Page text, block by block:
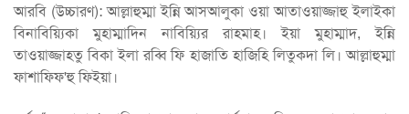
আরবি (উচ্চারণ): আল্লাহুম্মা ইন্নি আসআলুকা ওয়া আতাওয়াজ্জাহু ইলাইকা
বিনাবিয়্যিকা মুহাম্মাদিন নাবিয়্যির রাহমাহ। ইয়া মুহাম্মাদ, ইন্নি
তাওয়াজ্জাহতু বিকা ইলা রব্বি ফি হাজাতি হাজিহি লিতুকদা লি। আল্লাহুম্মা
ফাশাফ্ফি'হু ফিইয়া।